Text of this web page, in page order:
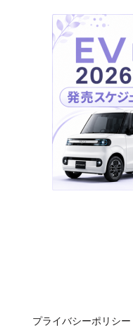
プライバシーポリシー